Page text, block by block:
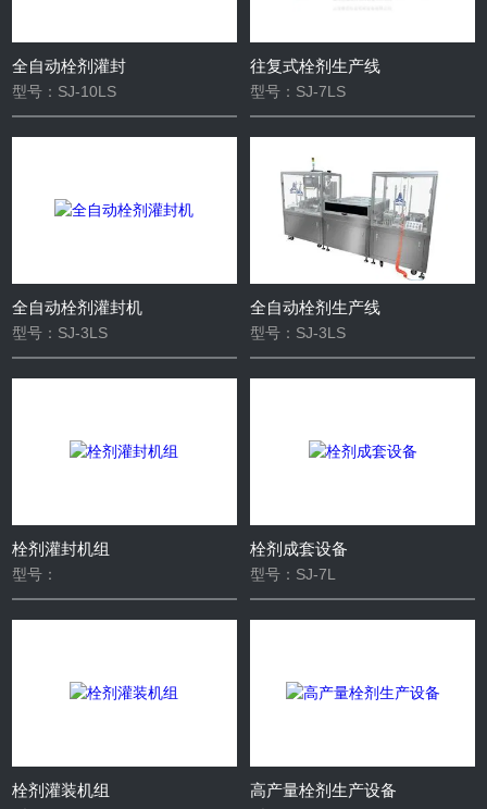
全自动栓剂灌封
型号：SJ-10LS
往复式栓剂生产线
型号：SJ-7LS
全自动栓剂灌封机
型号：SJ-3LS
全自动栓剂生产线
型号：SJ-3LS
栓剂灌封机组
型号：
栓剂成套设备
型号：SJ-7L
栓剂灌装机组 高产量栓剂生产设备